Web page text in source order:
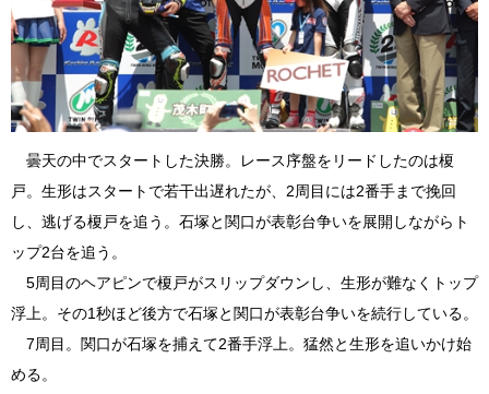
曇天の中でスタートした決勝。レース序盤をリードしたのは榎
戸。生形はスタートで若干出遅れたが、2周目には2番手まで挽回
し、逃げる榎戸を追う。石塚と関口が表彰台争いを展開しながらト
ップ2台を追う。
5周目のヘアピンで榎戸がスリップダウンし、生形が難なくトップ
浮上。その1秒ほど後方で石塚と関口が表彰台争いを続行している。
7周目。関口が石塚を捕えて2番手浮上。猛然と生形を追いかけ始
める。